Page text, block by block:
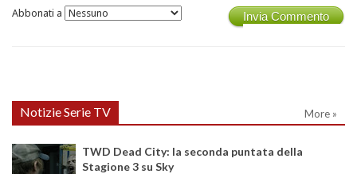
Invia Commento
Abbonati a
Notizie Serie TV More »
TWD Dead City: la seconda puntata della
Stagione 3 su Sky